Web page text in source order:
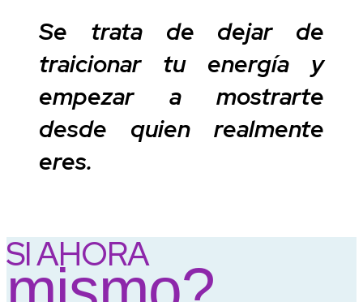
Se trata de dejar de
traicionar tu energía y
empezar a mostrarte
desde quien realmente
eres.
SI AHORA